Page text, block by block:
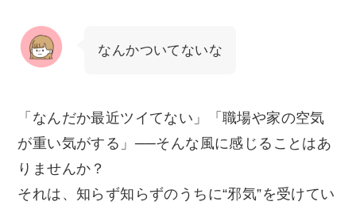
なんかついてないな
「なんだか最近ツイてない」「職場や家の空気
が重い気がする」──そんな風に感じることはあ
りませんか？
それは、知らず知らずのうちに“邪気”を受けてい